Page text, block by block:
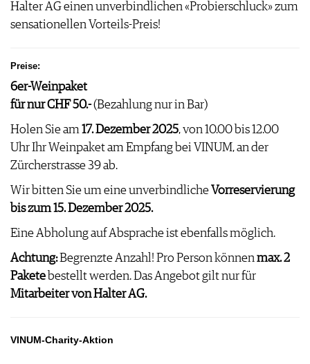
Halter AG einen unverbindlichen «Probierschluck» zum
sensationellen Vorteils-Preis!
Preise:
6er-Weinpaket
für nur CHF 50.-(Bezahlung nur in Bar)
Holen Sie am17. Dezember 2025, von 10.00 bis 12.00
Uhr Ihr Weinpaket am Empfang bei VINUM, an der
Zürcherstrasse 39 ab.
Wir bitten Sie um eine unverbindliche Vorreservierung
bis zum 15. Dezember 2025.
Eine Abholung auf Absprache ist ebenfalls möglich.
Achtung:Begrenzte Anzahl! Pro Person könnenmax. 2
Pakete bestellt werden. Das Angebot gilt nur für
Mitarbeiter von Halter AG.
VINUM-Charity-Aktion